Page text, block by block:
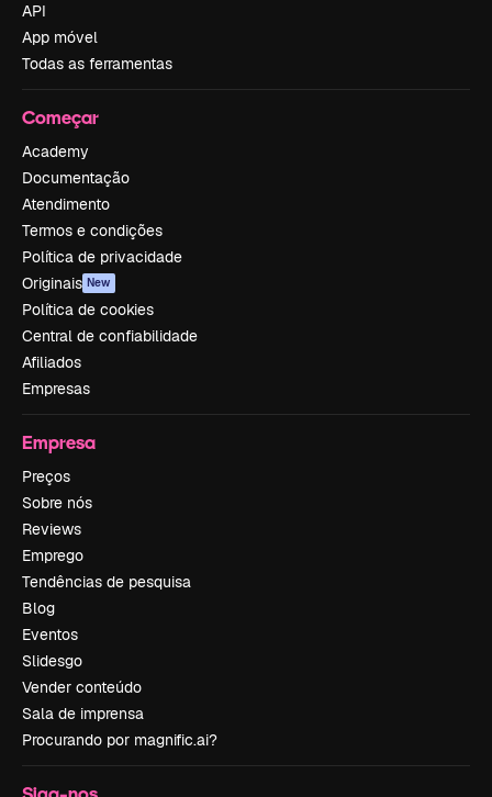
API
App móvel
Todas as ferramentas
Começar
Academy
Documentação
Atendimento
Termos e condições
Política de privacidade
Originais New
Política de cookies
Central de confiabilidade
Afiliados
Empresas
Empresa
Preços
Sobre nós
Reviews
Emprego
Tendências de pesquisa
Blog
Eventos
Slidesgo
Vender conteúdo
Sala de imprensa
Procurando por magnific.ai?